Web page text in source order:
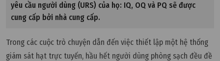
yêu cầu người dùng (URS) của họ: IQ, OQ và PQ sẽ được
cung cấp bởi nhà cung cấp.
Trong các cuộc trò chuyện dẫn đến việc thiết lập một hệ thống
giám sát hạt trực tuyến, hầu hết người dùng phòng sạch đều đề